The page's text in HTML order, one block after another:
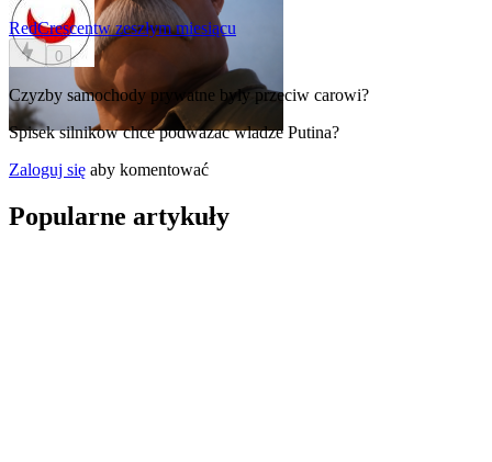
RedCrescentw zeszłym miesiącu
0
Czyzby samochody prywatne byly przeciw carowi?
Spisek silnikow chce podwazac wladze Putina?
Zaloguj się aby komentować
Popularne artykuły